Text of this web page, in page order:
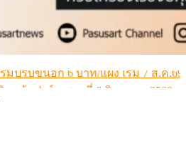
นโคแช่แข็งกว่า 12.6 ตัน สมุทรสาคร
เป็นผู้ร้ายเบื้องหลังราคาหมูที่สังคมไม่
ปรับขึ้นอีก 6 บาท/แผง เริ่ม 7 ส.ค.69
หน้าฟาร์ม พระที่ 6 สิงหาคม 2569